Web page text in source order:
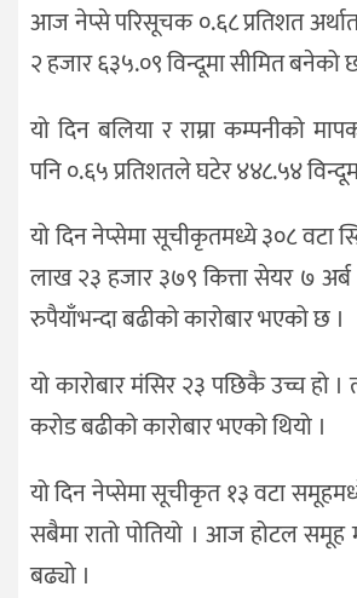
आज नेप्से परिसूचक ०.६८ प्रतिशत
२ हजार ६३५.०९ विन्दूमा सीमित बनेको
यो दिन बलिया र राम्रा कम्पनीको
पनि ०.६५ प्रतिशतले घटेर ४४८.५४
यो दिन नेप्सेमा सूचीकृतमध्ये ३०८ वटा
लाख २३ हजार ३७९ कित्ता सेयर ७
रुपैयाँभन्दा बढीको कारोबार भएको छ ।
यो कारोबार मंसिर २३ पछिकै उच्च हो
करोड बढीको कारोबार भएको थियो ।
यो दिन नेप्सेमा सूचीकृत १३ वटा
सबैमा रातो पोतियो । आज होटल समूह
बढ्यो ।